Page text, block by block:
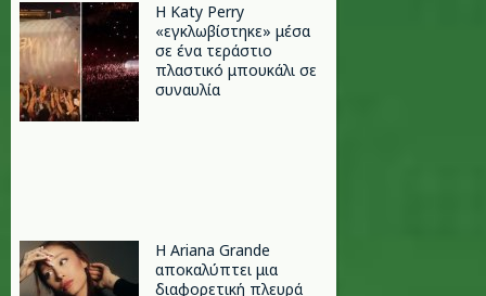
H Katy Perry
«εγκλωβίστηκε» μέσα
σε ένα τεράστιο
πλαστικό μπουκάλι σε
συναυλία
Η Ariana Grande
αποκαλύπτει μια
διαφορετική πλευρά